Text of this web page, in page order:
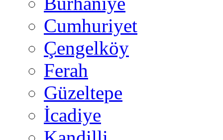
Cumhuriyet
Çengelköy
Ferah
Güzeltepe
İcadiye